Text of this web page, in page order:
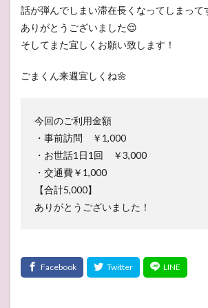
話が弾んでしまい滞在長くなってしまっ
ありがとうございました😌
そしてまた宜しくお願い致します！
ごまくん来週宜しくね🌼
今回のご利用金額
・事前訪問 ￥1,000
・お世話1日1回 ￥3,000
・交通費￥1,000
【合計5,000】
ありがとうございました！